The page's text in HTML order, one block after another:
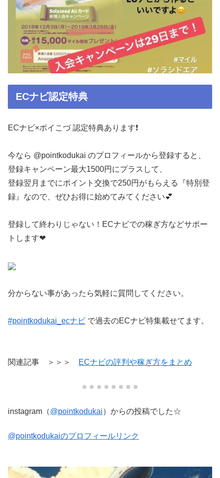
ECナビ認定特典
ECナビ×ポイこづ 認定特典あります❗️
今なら @pointkodukai のプロフィールから登録すると、
登録キャンペーン最大1500円にプラスして、
登録翌月までにポイント交換で250円がもらえる『特別登
録』なので、ぜひお得に始めてみてください💕
登録して終わりじゃない！ECナビでの稼ぎ方などサポー
トします❤︎
分からない事があったら気軽に質問してください。
#pointkodukai_ecナビ で過去のECナビ特集載せてます。
関連記事 ＞＞＞ ECナビの評判や稼ぎ方をまとめ
instagram（@pointkodukai）からの投稿でした☆
@pointkodukaiのプロフィールリンク